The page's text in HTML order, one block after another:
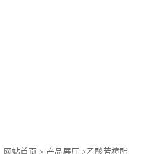
网站首页 > 产品展厅 >乙酸芳樟酯